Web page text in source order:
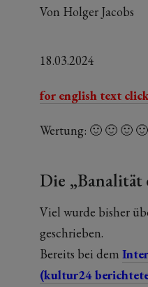
Von Holger Jacobs
18.03.2024
for english text
Wertung: 🙂 🙂 🙂
Die „Banalität
Viel wurde bisher
geschrieben.
Bereits bei dem
(kultur24